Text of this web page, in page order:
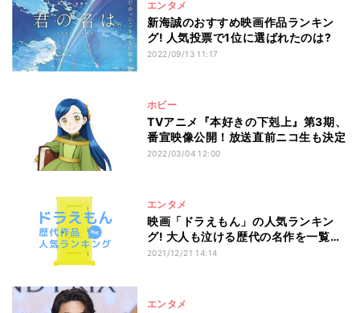
エンタメ
新海誠のおすすめ映画作品ランキン
グ! 人気投票で1位に選ばれたのは?
2022/09/13 11:17
ホビー
TVアニメ『本好きの下剋上』第3期、
番宣映像公開！放送直前ニコ生も決定
2022/03/04 12:00
エンタメ
映画「ドラえもん」の人気ランキン
グ! 大人も泣ける歴代の名作を一覧で
紹介
2021/12/21 14:14
エンタメ